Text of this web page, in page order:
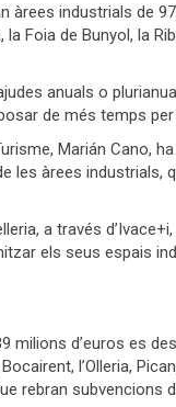
àrees industrials de
Foia de Bunyol, la
anuals o
de més temps
Marián Cano,
les àrees
a través
els seus espais
milions d’euros es
l’Olleria,
rebran subvencions